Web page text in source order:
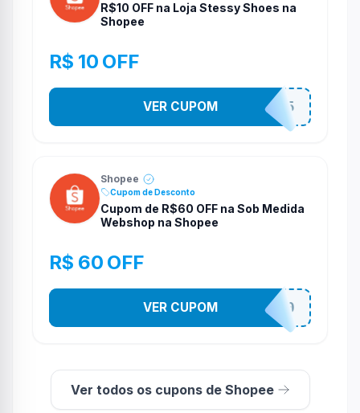
R$10 OFF na Loja Stessy Shoes na
Shopee
R$ 10 OFF
STES2525
VER CUPOM
Shopee
Cupom de Desconto
Cupom de R$60 OFF na Sob Medida
Webshop na Shopee
R$ 60 OFF
SOBM60400
VER CUPOM
Ver todos os cupons de Shopee